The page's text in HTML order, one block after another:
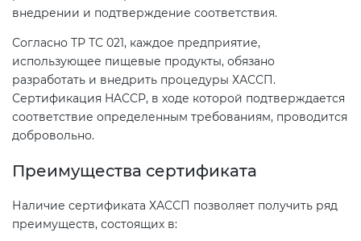
внедрении и подтверждение соответствия.
Согласно ТР ТС 021, каждое предприятие,
использующее пищевые продукты, обязано
разработать и внедрить процедуры ХАССП.
Сертификация HACCP, в ходе которой подтверждается
соответствие определенным требованиям, проводится
добровольно.
Преимущества сертификата
Наличие сертификата ХАССП позволяет получить ряд
преимуществ, состоящих в: